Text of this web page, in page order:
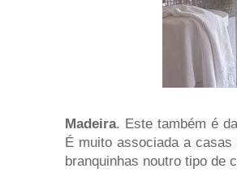
Madeira. Este também é
É muito associada a
branquinhas noutro tipo de